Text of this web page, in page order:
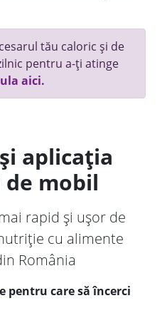
tău caloric și de
pentru a-ți atinge
aici.
aplicația
mobil
rapid și ușor de
cu alimente
România
pentru care să încerci